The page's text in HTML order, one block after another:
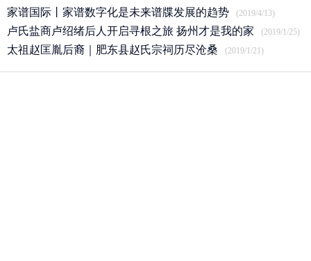
APP
(2020/3/25)
家谱国际丨家谱数字化是未来谱牒发展的趋势 (2019/4/13)
卢氏盐商卢绍绪后人开启寻根之旅 扬州才是我的家 (2019/1/25)
太祖赵匡胤后裔｜肥东县赵氏宗祠历尽沧桑 (2019/1/21)